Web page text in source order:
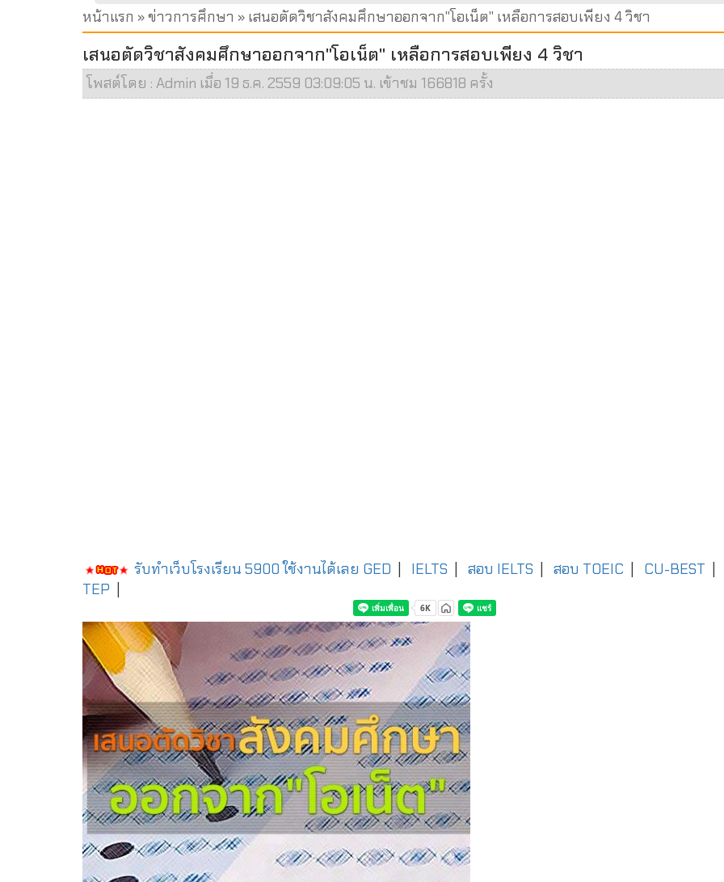
หน้าแรก »ข่าวการศึกษา » เสนอตัดวิชาสังคมศึกษาออกจาก"โอเน็ต" เหลือการสอบเพียง 4 วิชา
เสนอตัดวิชาสังคมศึกษาออกจาก"โอเน็ต" เหลือการสอบเพียง 4 วิชา
โพสต์โดย : Admin เมื่อ 19 ธ.ค. 2559 03:09:05 น. เข้าชม 166818 ครั้ง
รับทำเว็บโรงเรียน 5900 ใช้งานได้เลย GED IELTS สอบ IELTS สอบ TOEIC CU-BEST
TEP